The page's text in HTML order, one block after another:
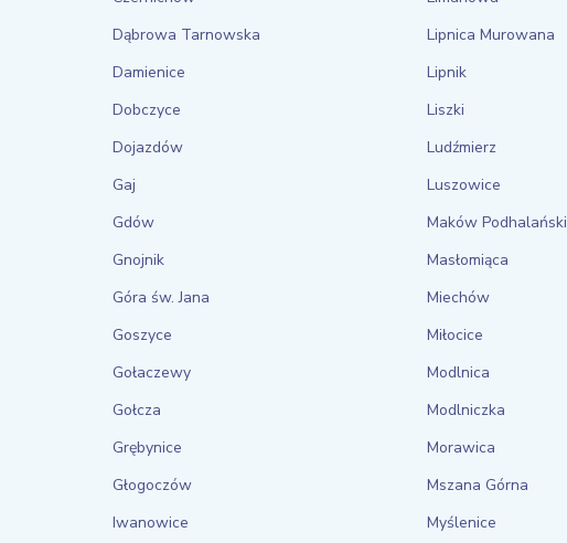
Dąbrowa Tarnowska
Damienice
Dobczyce
Dojazdów
Gaj
Gdów
Gnojnik
Góra św. Jana
Goszyce
Gołaczewy
Gołcza
Grębynice
Głogoczów
Iwanowice
Lipnica Murowana
Lipnik
Liszki
Ludźmierz
Luszowice
Maków Podhalański
Masłomiąca
Miechów
Miłocice
Modlnica
Modlniczka
Morawica
Mszana Górna
Myślenice